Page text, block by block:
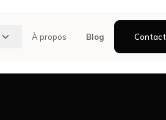
À propos Blog Contact